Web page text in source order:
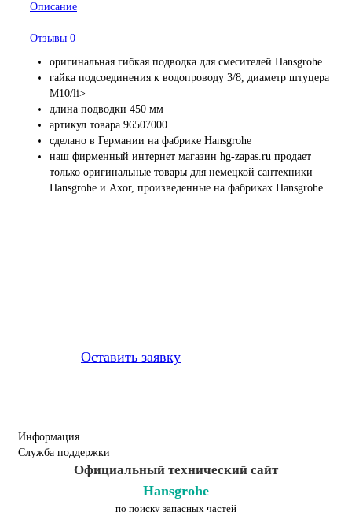
Описание
Отзывы 0
оригинальная гибкая подводка для смесителей Hansgrohe
гайка подсоединения к водопроводу 3/8, диаметр штуцера
М10/li>
длина подводки 450 мм
артикул товара 96507000
сделано в Германии на фабрике Hansgrohe
наш фирменный интернет магазин hg-zapas.ru продает
только оригинальные товары для немецкой сантехники
Hansgrohe и Axor, произведенные на фабриках Hansgrohe
Оставить заявку
Информация
Служба поддержки
Официальный технический сайт
Hansgrohe
по поиску запасных частей